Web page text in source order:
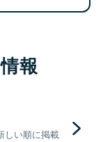
報
しい順に掲載